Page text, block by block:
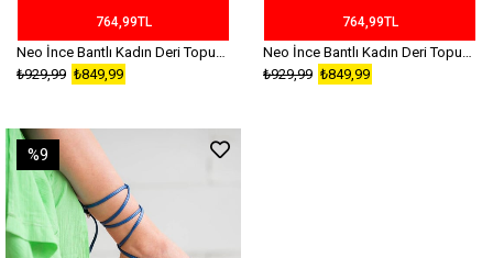
764,99TL
Neo İnce Bantlı Kadın Deri Topuklu Sandalet Çimen Yeşili
₺849,99
₺929,99
764,99TL
Neo İnce Bantlı Kadın Deri Topuklu Sandalet Oranj
₺849,99
₺929,99
%9